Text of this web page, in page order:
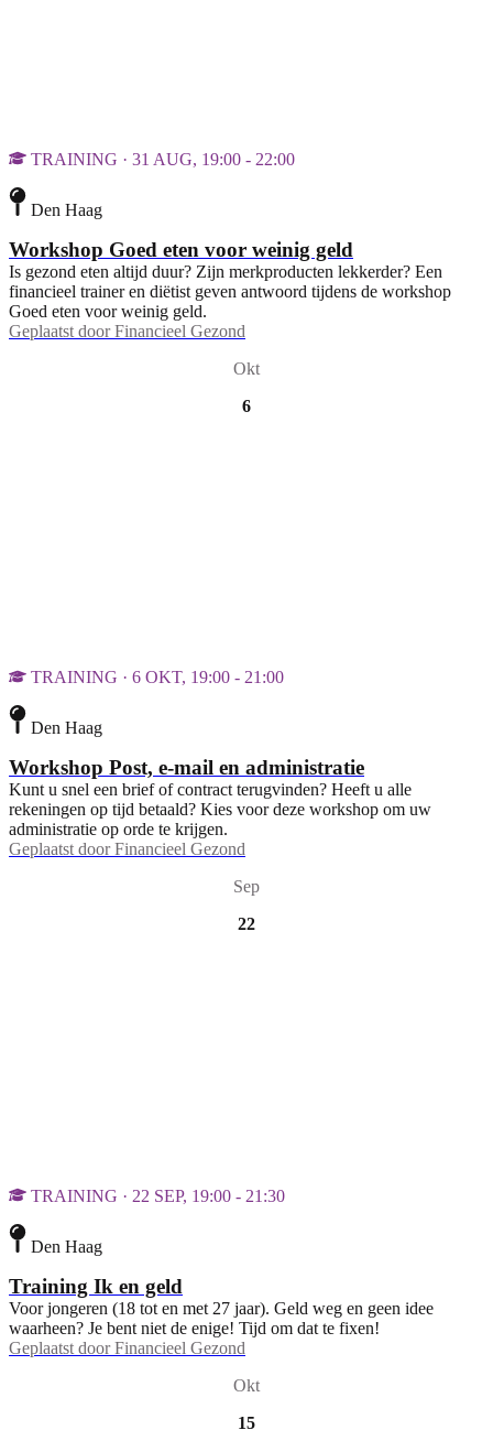
TRAINING · 31 AUG, 19:00 - 22:00
Den Haag
Workshop Goed eten voor weinig geld
Is gezond eten altijd duur? Zijn merkproducten lekkerder? Een
financieel trainer en diëtist geven antwoord tijdens de workshop
Goed eten voor weinig geld.
Geplaatst door Financieel Gezond
Okt
6
TRAINING · 6 OKT, 19:00 - 21:00
Den Haag
Workshop Post, e-mail en administratie
Kunt u snel een brief of contract terugvinden? Heeft u alle
rekeningen op tijd betaald? Kies voor deze workshop om uw
administratie op orde te krijgen.
Geplaatst door Financieel Gezond
Sep
22
TRAINING · 22 SEP, 19:00 - 21:30
Den Haag
Training Ik en geld
Voor jongeren (18 tot en met 27 jaar). Geld weg en geen idee
waarheen? Je bent niet de enige! Tijd om dat te fixen!
Geplaatst door Financieel Gezond
Okt
15